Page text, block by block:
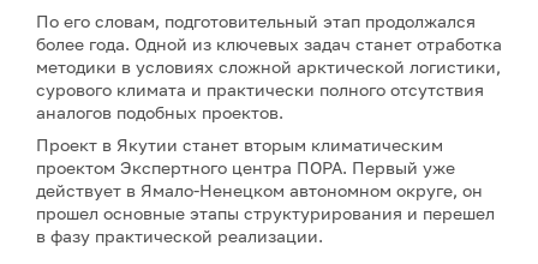
По его словам, подготовительный этап продолжался
более года. Одной из ключевых задач станет отработка
методики в условиях сложной арктической логистики,
сурового климата и практически полного отсутствия
аналогов подобных проектов.
Проект в Якутии станет вторым климатическим
проектом Экспертного центра ПОРА. Первый уже
действует в Ямало-Ненецком автономном округе, он
прошел основные этапы структурирования и перешел
в фазу практической реализации.